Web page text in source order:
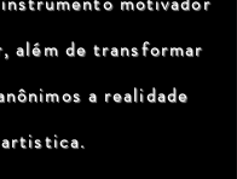
além de transformar
a realidade
artistica.